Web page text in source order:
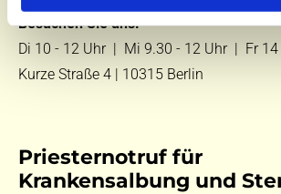
Besuchen Sie uns:
Di 10 - 12 Uhr | Mi 9.30 - 12 Uhr | Fr
Kurze Straße 4 | 10315 Berlin
Priesternotruf für
Krankensalbung und